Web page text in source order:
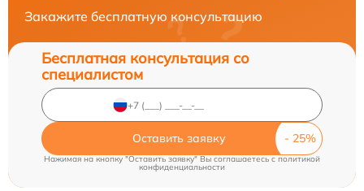
Закажите бесплатную консультацию
Бесплатная консультация со
специалистом
Оставить заявку
Нажимая на кнопку "Оставить заявку" Вы соглашаетесь c политикой
конфиденциальности